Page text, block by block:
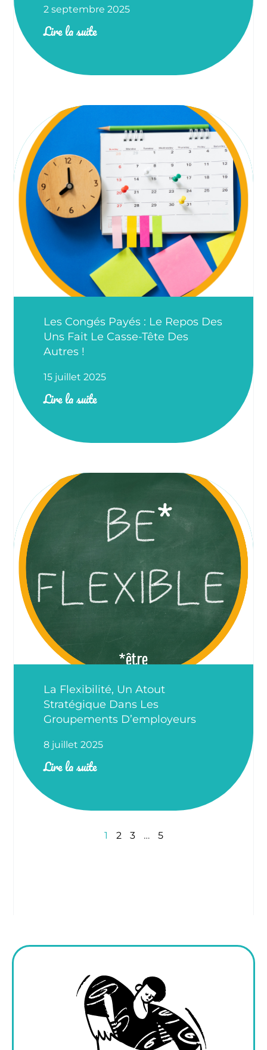
2 septembre 2025
Lire la suite
Les Congés Payés : Le Repos Des
Uns Fait Le Casse-Tête Des
Autres !
15 juillet 2025
Lire la suite
La Flexibilité, Un Atout
Stratégique Dans Les
Groupements D’employeurs
8 juillet 2025
Lire la suite
1 2 3 … 5